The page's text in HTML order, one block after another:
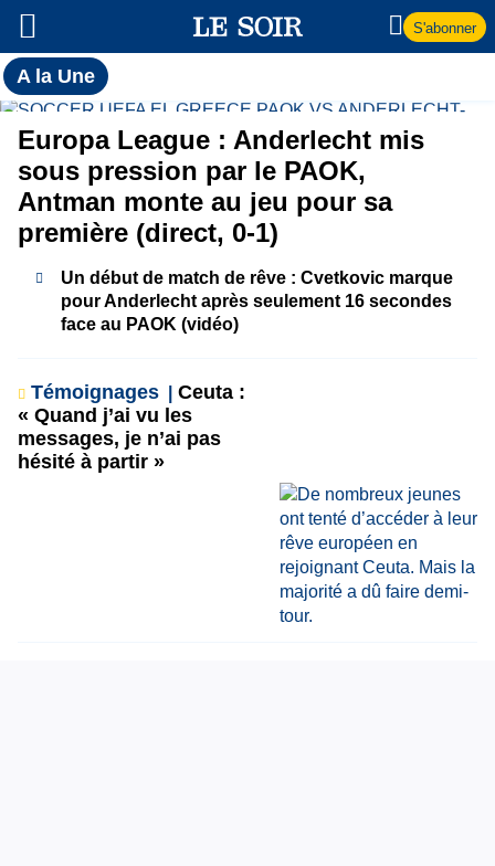
S'abonner
A la UneToutes
l'actualité
du Soir
A
la
Une
Europa League : Anderlecht mis
sous pression par le PAOK,
Antman monte au jeu pour sa
première (direct, 0-1)
Un début de match de rêve : Cvetkovic marque
pour Anderlecht après seulement 16 secondes
face au PAOK (vidéo)
Témoignages
Ceuta :
« Quand j’ai vu les
messages, je n’ai pas
hésité à partir »